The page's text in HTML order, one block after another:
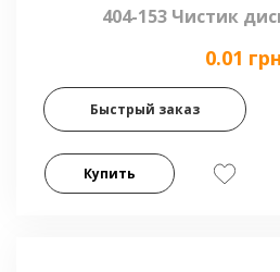
404-153 Чистик
0.01 грн
Быстрый заказ
Купить